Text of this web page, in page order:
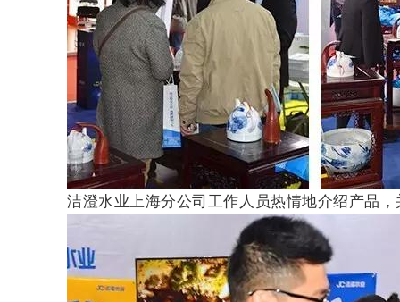
洁澄水业上海分公司工作人员热情地介绍产品